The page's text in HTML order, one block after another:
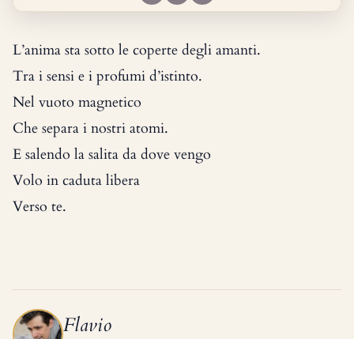
L’anima sta sotto le coperte degli amanti.
Tra i sensi e i profumi d’istinto.
Nel vuoto magnetico
Che separa i nostri atomi.
E salendo la salita da dove vengo
Volo in caduta libera
Verso te.
Flavio